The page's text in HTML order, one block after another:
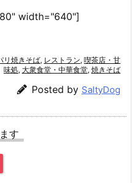
width="640"]
リ焼きそば, レストラン, 喫茶店・甘
味処, 大衆食堂・中華食堂, 焼きそば
Posted by SaltyDog
す